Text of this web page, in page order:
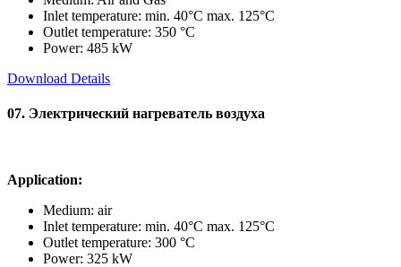
Inlet temperature: min. 40°C max. 125°C
Outlet temperature: 350 °C
Power: 485 kW
Download Details
07. Электрический нагреватель воздуха
Application:
Medium: air
Inlet temperature: min. 40°C max. 125°C
Outlet temperature: 300 °C
Power: 325 kW